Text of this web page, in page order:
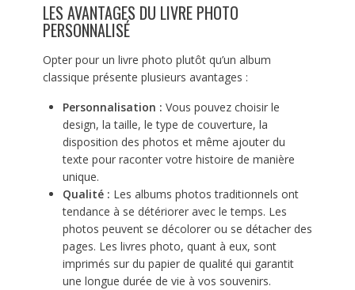
LES AVANTAGES DU LIVRE PHOTO
PERSONNALISÉ
Opter pour un livre photo plutôt qu’un album
classique présente plusieurs avantages :
Personnalisation : Vous pouvez choisir le
design, la taille, le type de couverture, la
disposition des photos et même ajouter du
texte pour raconter votre histoire de manière
unique.
Qualité : Les albums photos traditionnels ont
tendance à se détériorer avec le temps. Les
photos peuvent se décolorer ou se détacher des
pages. Les livres photo, quant à eux, sont
imprimés sur du papier de qualité qui garantit
une longue durée de vie à vos souvenirs.